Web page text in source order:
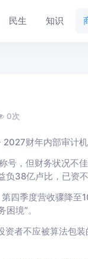
民生 知识
0次
财年内部审计机
号，但财务状况
38亿卢比，已资
四季度营收骤降
境”。
者不应被算法包